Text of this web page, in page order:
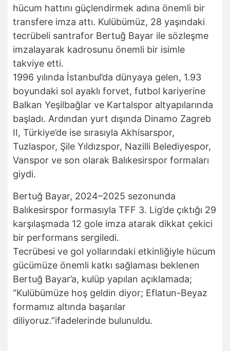
hücum hattını güçlendirmek adına önemli bir
transfere imza attı. Kulübümüz, 28 yaşındaki
tecrübeli santrafor Bertuğ Bayar ile sözleşme
imzalayarak kadrosunu önemli bir isimle
takviye etti.
1996 yılında İstanbul’da dünyaya gelen, 1.93
boyundaki sol ayaklı forvet, futbol kariyerine
Balkan Yeşilbağlar ve Kartalspor altyapılarında
başladı. Ardından yurt dışında Dinamo Zagreb
II, Türkiye’de ise sırasıyla Akhisarspor,
Tuzlaspor, Şile Yıldızspor, Nazilli Belediyespor,
Vanspor ve son olarak Balıkesirspor formaları
giydi.
Bertuğ Bayar, 2024–2025 sezonunda
Balıkesirspor formasıyla TFF 3. Lig’de çıktığı 29
karşılaşmada 12 gole imza atarak dikkat çekici
bir performans sergiledi.
Tecrübesi ve gol yollarındaki etkinliğiyle hücum
gücümüze önemli katkı sağlaması beklenen
Bertuğ Bayar’a, kulüp yapılan açıklamada;
“Kulübümüze hoş geldin diyor; Eflatun-Beyaz
formamız altında başarılar
diliyoruz.”ifadelerinde bulunuldu.